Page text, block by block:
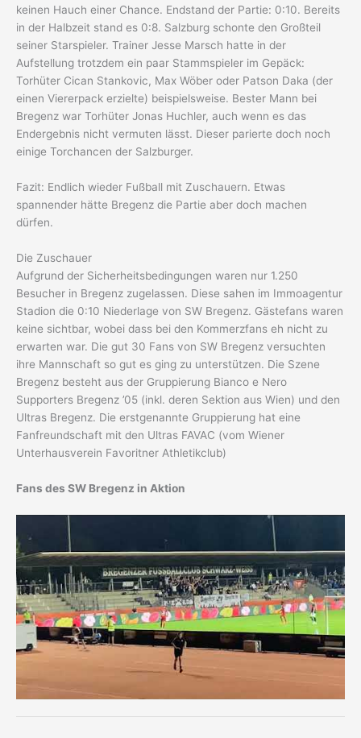
keinen Hauch einer Chance. Endstand der Partie: 0:10. Bereits
in der Halbzeit stand es 0:8. Salzburg schonte den Großteil
seiner Starspieler. Trainer Jesse Marsch hatte in der
Aufstellung trotzdem ein paar Stammspieler im Gepäck:
Torhüter Cican Stankovic, Max Wöber oder Patson Daka (der
einen Viererpack erzielte) beispielsweise. Bester Mann bei
Bregenz war Torhüter Jonas Huchler, auch wenn es das
Endergebnis nicht vermuten lässt. Dieser parierte doch noch
einige Torchancen der Salzburger.
Fazit: Endlich wieder Fußball mit Zuschauern. Etwas
spannender hätte Bregenz die Partie aber doch machen
dürfen.
Die Zuschauer
Aufgrund der Sicherheitsbedingungen waren nur 1.250
Besucher in Bregenz zugelassen. Diese sahen im Immoagentur
Stadion die 0:10 Niederlage von SW Bregenz. Gästefans waren
keine sichtbar, wobei dass bei den Kommerzfans eh nicht zu
erwarten war. Die gut 30 Fans von SW Bregenz versuchten
ihre Mannschaft so gut es ging zu unterstützen. Die Szene
Bregenz besteht aus der Gruppierung Bianco e Nero
Supporters Bregenz ’05 (inkl. deren Sektion aus Wien) und den
Ultras Bregenz. Die erstgenannte Gruppierung hat eine
Fanfreundschaft mit den Ultras FAVAC (vom Wiener
Unterhausverein Favoritner Athletikclub)
Fans des SW Bregenz in Aktion